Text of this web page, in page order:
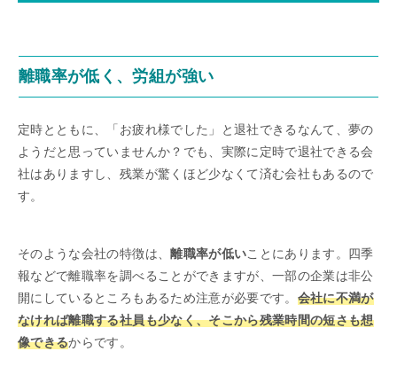
離職率が低く、労組が強い
定時とともに、「お疲れ様でした」と退社できるなんて、夢の
ようだと思っていませんか？でも、実際に定時で退社できる会
社はありますし、残業が驚くほど少なくて済む会社もあるので
す。
そのような会社の特徴は、離職率が低いことにあります。四季
報などで離職率を調べることができますが、一部の企業は非公
開にしているところもあるため注意が必要です。 会社に不満が
なければ離職する社員も少なく、そこから残業時間の短さも想
像できるからです。